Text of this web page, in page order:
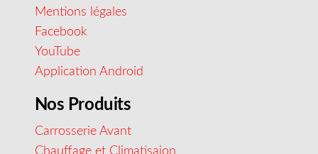
Mentions légales
Facebook
YouTube
Application Android
Nos Produits
Carrosserie Avant
Chauffage et Climatisaion